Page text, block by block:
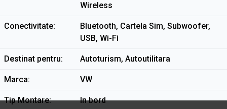
Wireless
Conectivitate
Bluetooth, Cartela Sim, Subwoofer,
USB, Wi-Fi
Destinat pentru Autoturism, Autoutilitara
Marca VW
Tip Montare In bord